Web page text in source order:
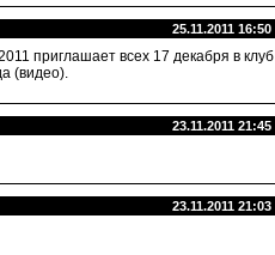
25.11.2011 16:50
приглашает всех 17 декабря в клуб
(видео).
23.11.2011 21:45
23.11.2011 21:03